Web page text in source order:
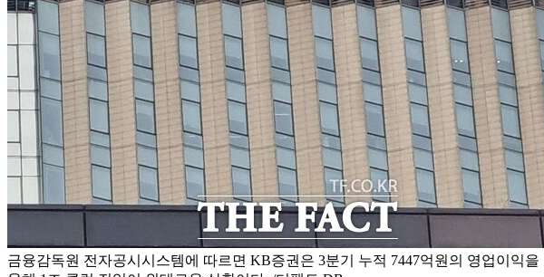
금융감독원 전자공시시스템에 따르면 KB증권은 3분기 누적 7447억원의 영업이익을